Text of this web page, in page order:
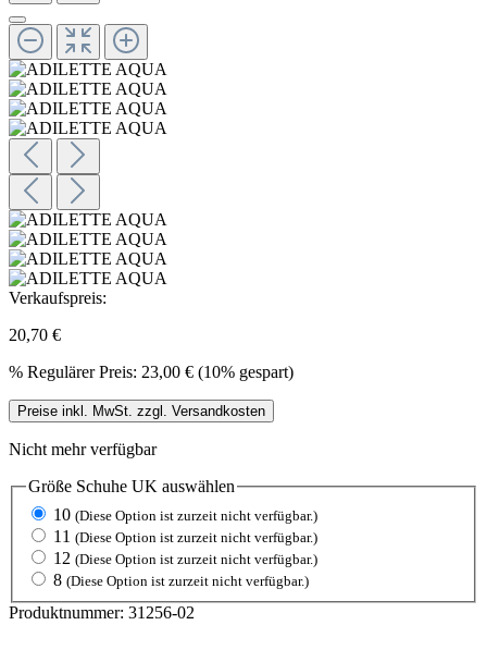
Verkaufspreis:
20,70 €
% Regulärer Preis: 23,00 € (10% gespart)
Preise inkl. MwSt. zzgl. Versandkosten
Nicht mehr verfügbar
Größe Schuhe UK auswählen
10 (Diese Option ist zurzeit nicht verfügbar.)
11 (Diese Option ist zurzeit nicht verfügbar.)
12 (Diese Option ist zurzeit nicht verfügbar.)
8 (Diese Option ist zurzeit nicht verfügbar.)
Produktnummer: 31256-02